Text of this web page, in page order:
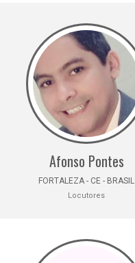
Afonso Pontes
FORTALEZA - CE - BRASIL
Locutores